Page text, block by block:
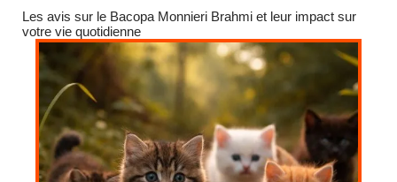
Les avis sur le Bacopa Monnieri Brahmi et leur impact sur
votre vie quotidienne